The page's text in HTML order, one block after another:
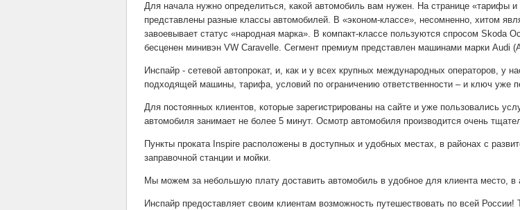
Для начала нужно определиться, какой автомобиль вам нужен. На странице «тарифы
представлены разные классы автомобилей. В «эконом-классе», несомненно, хитом
завоевывает статус «народная марка». В компакт-классе пользуются спросом Skoda
бесценен минивэн VW Caravelle. Сегмент премиум представлен машинами марки Audi
Инспайр - сетевой автопрокат, и, как и у всех крупных международных операторов, у
подходящей машины, тарифа, условий по ограничению ответственности – и ключ уже
Для постоянных клиентов, которые зарегистрированы на сайте и уже пользовались
автомобиля занимает не более 5 минут. Осмотр автомобиля производится очень
Пункты проката Inspire расположены в доступных и удобных местах, в районах с
заправочной станции и мойки.
Мы можем за небольшую плату доставить автомобиль в удобное для клиента место, в
Инспайр предоставляет своим клиентам возможность путешествовать по всей